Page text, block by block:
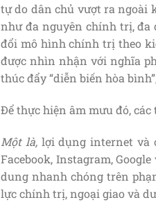
tự do dân chủ vượt ra ngoài
như đa nguyên chính trị, đa
đổi mô hình chính trị theo
được nhìn nhận với nghĩa
thúc đẩy “diễn biến hòa
Để thực hiện âm mưu đó,
Một là,lợi dụng internet và
Facebook, Instagram,
dung nhanh chóng trên
lực chính trị, ngoại giao và